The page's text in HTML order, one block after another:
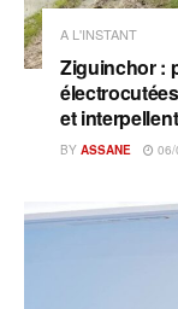
A L'INSTANT
Ziguinchor :
et
BY ASSANE 06/